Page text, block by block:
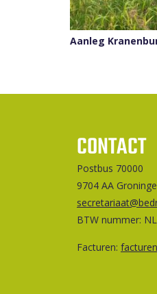
Aanleg
CONTACT
Postbus 70000
9704 AA
BTW nummer:
Facturen: